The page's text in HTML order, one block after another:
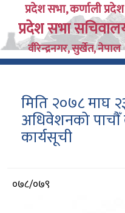
main
content
प्रदेश सभा, कर्णाली प्रदेश
प्रदेश सभा
वीरेन्द्रनगर, सुर्खेत, नेपाल
मिति २०७८ माघ
अधिवेशनको
कार्यसूची
आर्थिक
०७८/०७९